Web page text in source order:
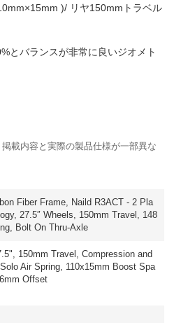
)/ リヤ150mmトラベル
とバランスが非常に良いジオメト
載内容と実際の製品仕様が一部異な
Fiber Frame, Naild R3ACT - 2 Pla
27.5″ Wheels, 150mm Travel, 148
Bolt On Thru-Axle
150mm Travel, Compression and
Air Spring, 110x15mm Boost Spa
Offset